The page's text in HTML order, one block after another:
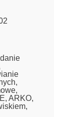
ARKO,